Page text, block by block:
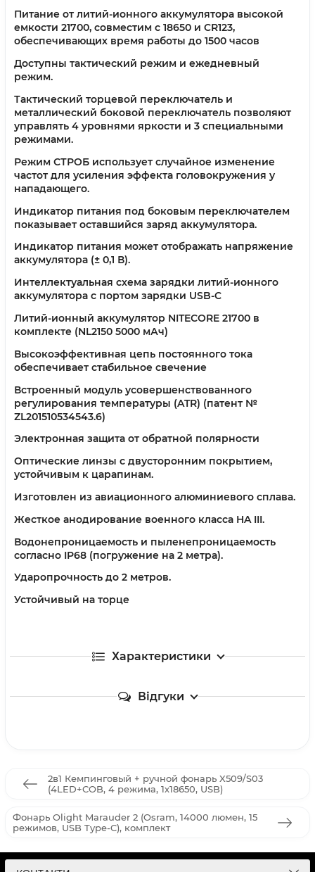
Питание от литий-ионного аккумулятора высокой
емкости 21700, совместим с 18650 и CR123,
обеспечивающих время работы до 1500 часов
Доступны тактический режим и ежедневный
режим.
Тактический торцевой переключатель и
металлический боковой переключатель позволяют
управлять 4 уровнями яркости и 3 специальными
режимами.
Режим СТРОБ использует случайное изменение
частот для усиления эффекта головокружения у
нападающего.
Индикатор питания под боковым переключателем
показывает оставшийся заряд аккумулятора.
Индикатор питания может отображать напряжение
аккумулятора (± 0,1 В).
Интеллектуальная схема зарядки литий-ионного
аккумулятора с портом зарядки USB-C
Литий-ионный аккумулятор NITECORE 21700 в
комплекте (NL2150 5000 мАч)
Высокоэффективная цепь постоянного тока
обеспечивает стабильное свечение
Встроенный модуль усовершенствованного
регулирования температуры (ATR) (патент №
ZL201510534543.6)
Электронная защита от обратной полярности
Оптические линзы с двусторонним покрытием,
устойчивым к царапинам.
Изготовлен из авиационного алюминиевого сплава.
Жесткое анодирование военного класса HA III.
Водонепроницаемость и пыленепроницаемость
согласно IP68 (погружение на 2 метра).
Ударопрочность до 2 метров.
Устойчивый на торце
Характеристики
Відгуки
2в1 Кемпинговый + ручной фонарь X509/S03
(4LED+COB, 4 режима, 1х18650, USB)
Фонарь Olight Marauder 2 (Osram, 14000 люмен, 15
режимов, USB Type-C), комплект